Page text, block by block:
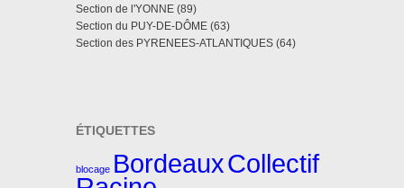
Section de l'YONNE (89)
Section du PUY-DE-DÔME (63)
Section des PYRENEES-ATLANTIQUES (64)
ÉTIQUETTES
blocage BordeauxCollectif